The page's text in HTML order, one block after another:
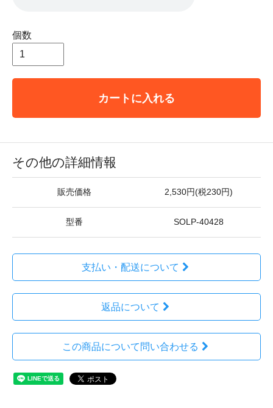
個数
カートに入れる
その他の詳細情報
販売価格 2,530円(税230円)
型番 SOLP-40428
支払い・配送について
返品について
この商品について問い合わせる